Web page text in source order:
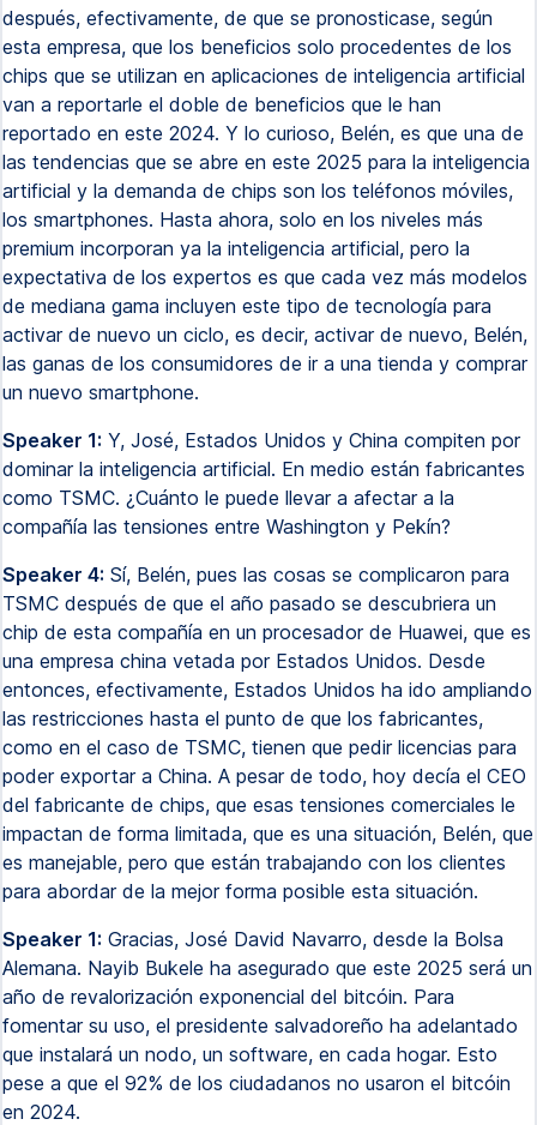
después, efectivamente, de que se pronosticase, según
esta empresa, que los beneficios solo procedentes de los
chips que se utilizan en aplicaciones de inteligencia artificial
van a reportarle el doble de beneficios que le han
reportado en este 2024. Y lo curioso, Belén, es que una de
las tendencias que se abre en este 2025 para la inteligencia
artificial y la demanda de chips son los teléfonos móviles,
los smartphones. Hasta ahora, solo en los niveles más
premium incorporan ya la inteligencia artificial, pero la
expectativa de los expertos es que cada vez más modelos
de mediana gama incluyen este tipo de tecnología para
activar de nuevo un ciclo, es decir, activar de nuevo, Belén,
las ganas de los consumidores de ir a una tienda y comprar
un nuevo smartphone.
Speaker 1: Y, José, Estados Unidos y China compiten por
dominar la inteligencia artificial. En medio están fabricantes
como TSMC. ¿Cuánto le puede llevar a afectar a la
compañía las tensiones entre Washington y Pekín?
Speaker 4: Sí, Belén, pues las cosas se complicaron para
TSMC después de que el año pasado se descubriera un
chip de esta compañía en un procesador de Huawei, que es
una empresa china vetada por Estados Unidos. Desde
entonces, efectivamente, Estados Unidos ha ido ampliando
las restricciones hasta el punto de que los fabricantes,
como en el caso de TSMC, tienen que pedir licencias para
poder exportar a China. A pesar de todo, hoy decía el CEO
del fabricante de chips, que esas tensiones comerciales le
impactan de forma limitada, que es una situación, Belén, que
es manejable, pero que están trabajando con los clientes
para abordar de la mejor forma posible esta situación.
Speaker 1: Gracias, José David Navarro, desde la Bolsa
Alemana. Nayib Bukele ha asegurado que este 2025 será un
año de revalorización exponencial del bitcóin. Para
fomentar su uso, el presidente salvadoreño ha adelantado
que instalará un nodo, un software, en cada hogar. Esto
pese a que el 92% de los ciudadanos no usaron el bitcóin
en 2024.